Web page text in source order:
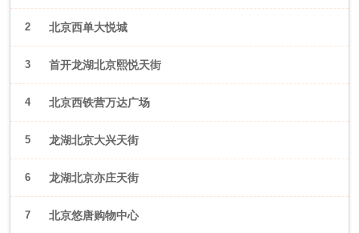
城
2 北京西单大悦城
3 首开龙湖北京熙悦天街
4 北京西铁营万达广场
5 龙湖北京大兴天街
6 龙湖北京亦庄天街
7 北京悠唐购物中心